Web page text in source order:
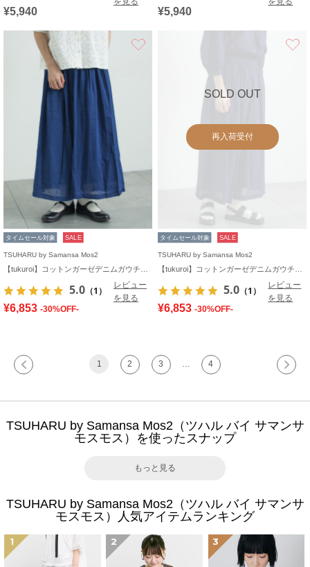
¥5,940
¥5,940
タイムセール対象 SALE
TSUHARU by Samansa Mos2
5.0 （1）
レビュー
を見る
¥6,853 -30%OFF-
SOLD OUT
再入荷受付
タイムセール対象 SALE
TSUHARU by Samansa Mos2
5.0 （1）
レビュー
を見る
¥6,853 -30%OFF-
1 2 3 4
TSUHARU by Samansa Mos2（ツハル バイ サマンサ
モスモス）を使ったスナップ
もっと見る
TSUHARU by Samansa Mos2（ツハル バイ サマンサ
モスモス）人気アイテムランキング
1 2 3